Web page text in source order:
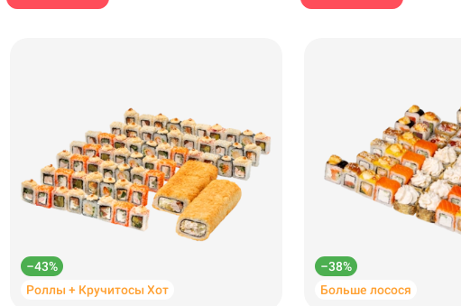
–43%
Роллы + Кручитосы Хот
–38%
Больше лосося